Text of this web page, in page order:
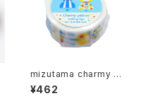
mizutama charmy p
atternマスキングテー
プ うきうきちゃん
¥462